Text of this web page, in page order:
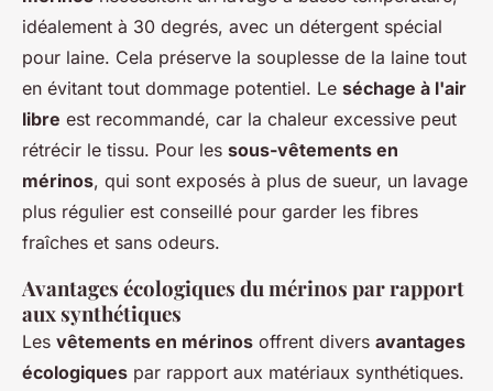
idéalement à 30 degrés, avec un détergent spécial
pour laine. Cela préserve la souplesse de la laine tout
en évitant tout dommage potentiel. Le séchage à l'air
libre est recommandé, car la chaleur excessive peut
rétrécir le tissu. Pour les sous-vêtements en
mérinos, qui sont exposés à plus de sueur, un lavage
plus régulier est conseillé pour garder les fibres
fraîches et sans odeurs.
Avantages écologiques du mérinos par rapport
aux synthétiques
Les vêtements en mérinos offrent divers avantages
écologiques par rapport aux matériaux synthétiques.